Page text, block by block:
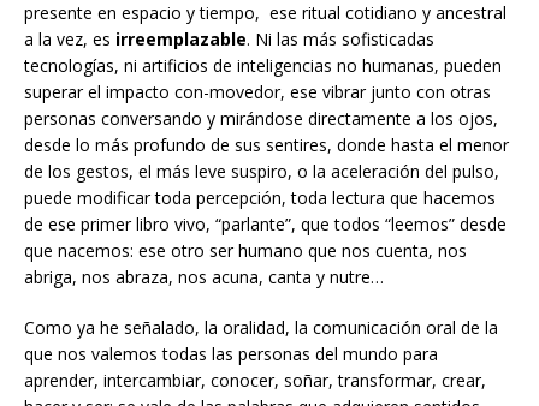
presente en espacio y tiempo, ese ritual cotidiano y ancestral
a la vez, es irreemplazable. Ni las más sofisticadas
tecnologías, ni artificios de inteligencias no humanas, pueden
superar el impacto con-movedor, ese vibrar junto con otras
personas conversando y mirándose directamente a los ojos,
desde lo más profundo de sus sentires, donde hasta el menor
de los gestos, el más leve suspiro, o la aceleración del pulso,
puede modificar toda percepción, toda lectura que hacemos
de ese primer libro vivo, “parlante”, que todos “leemos” desde
que nacemos: ese otro ser humano que nos cuenta, nos
abriga, nos abraza, nos acuna, canta y nutre…
Como ya he señalado, la oralidad, la comunicación oral de la
que nos valemos todas las personas del mundo para
aprender, intercambiar, conocer, soñar, transformar, crear,